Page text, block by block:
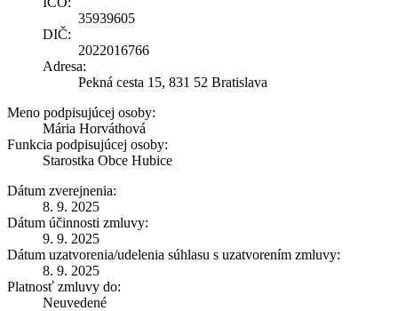
35939605
DIČ:
2022016766
Adresa:
Pekná cesta 15, 831 52 Bratislava
Meno podpisujúcej osoby:
Mária Horváthová
Funkcia podpisujúcej osoby:
Starostka Obce Hubice
Dátum zverejnenia:
8. 9. 2025
Dátum účinnosti zmluvy:
9. 9. 2025
Dátum uzatvorenia/udelenia súhlasu s uzatvorením zmluvy:
8. 9. 2025
Platnosť zmluvy do:
Neuvedené